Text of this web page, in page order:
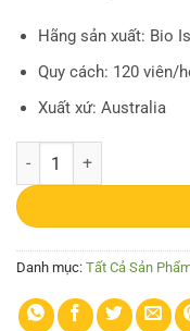
Hãng sản xuất: Bio
Quy cách: 120 viên/
Xuất xứ: Australia
Viên nhai bổ sung kẽm
Danh mục: Tất Cả Sản